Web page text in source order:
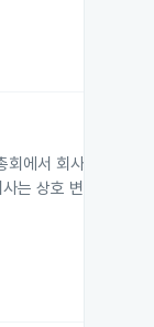
에서 회사명을 '주
는 상호 변경이 경